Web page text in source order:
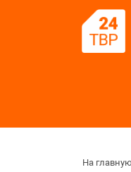
На главную